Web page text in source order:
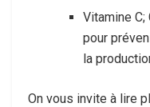
Vitamine C;
pour
la
On vous invite à lire